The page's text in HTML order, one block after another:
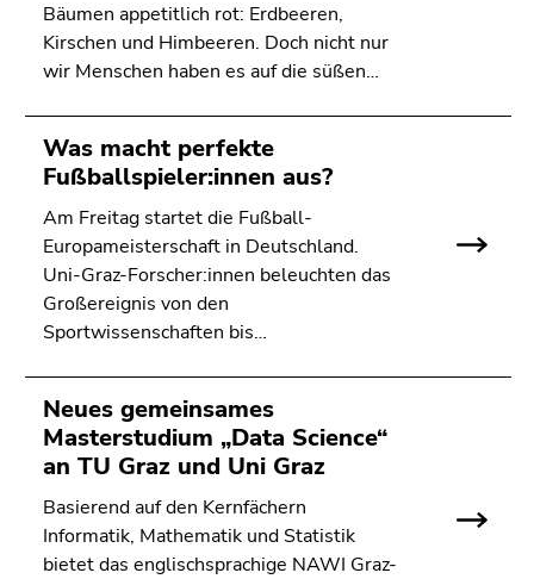
Bäumen appetitlich rot: Erdbeeren,
Kirschen und Himbeeren. Doch nicht nur
wir Menschen haben es auf die süßen…
Was macht perfekte
Fußballspieler:innen aus?
Am Freitag startet die Fußball-
Europameisterschaft in Deutschland.
Uni-Graz-Forscher:innen beleuchten das
Großereignis von den
Sportwissenschaften bis…
Neues gemeinsames
Masterstudium „Data Science“
an TU Graz und Uni Graz
Basierend auf den Kernfächern
Informatik, Mathematik und Statistik
bietet das englischsprachige NAWI Graz-